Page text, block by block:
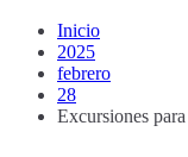
Inicio
2025
febrero
28
Excursiones